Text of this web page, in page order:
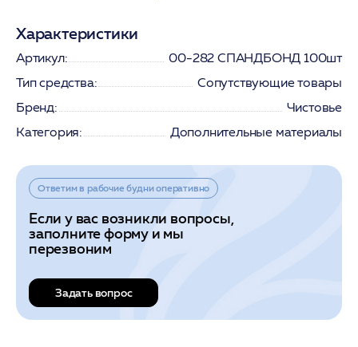
Характеристики
Артикул:
00-282 СПАНДБОНД 100шт
Тип средства:
Сопутствующие товары
Бренд:
Чистовье
Категория:
Дополнительные материалы
Ответим в рабочие будни оперативно
Если у вас возникли вопросы,
заполните форму и мы
перезвоним
Задать вопрос